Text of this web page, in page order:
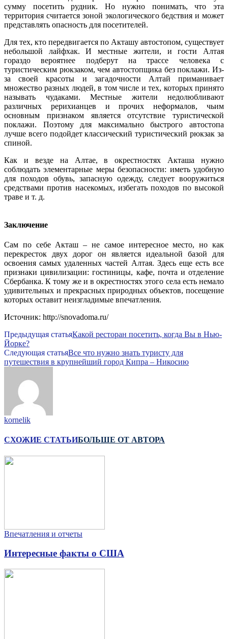
сумму посетить рудник. Но нужно понимать, что эта
территория считается зоной экологического бедствия и может
представлять опасность для посетителей.
Для тех, кто передвигается по Акташу автостопом, существует
небольшой лайфхак. И местные жители, и гости Алтая
гораздо вероятнее подберут на трассе человека с
туристическим рюкзаком, чем автостопщика без поклажи. Из-
за своей красоты и загадочности Алтай приманивает
множество разных людей, в том числе и тех, которых принято
называть чудаками. Местные жители недолюбливают
различных рерихианцев и прочих неформалов, чьим
основным признаком является отсутствие туристической
поклажи. Поэтому для максимально быстрого автостопа
лучше всего подойдет классический туристический рюкзак за
спиной.
Как и везде на Алтае, в окрестностях Акташа нужно
соблюдать элементарные меры безопасности: иметь удобную
для походов обувь, запасную одежду, следует вооружиться
средствами против насекомых, избегать походов по высокой
траве и т. д.
Заключение
Сам по себе Акташ – не самое интересное место, но как
перекресток двух дорог он является идеальной базой для
освоения самых удаленных частей Алтая. Здесь еще есть все
признаки цивилизации: гостиницы, кафе, почта и отделение
Сбербанка. К тому же и в окрестностях этого села есть немало
удивительных и прекрасных природных объектов, посещение
которых оставит неизгладимые впечатления.
Источник: http://snovadoma.ru/
Предыдущая статьяКакой ресторан посетить, когда Вы в Нью-
Йорке?
Следующая статьяВсе что нужно знать туристу для
путешествия в крупнейший город Кипра – Никосию
kornelik
СХОЖИЕ СТАТЬИБОЛЬШЕ ОТ АВТОРА
Впечатления и отчеты
Интересные факты о США